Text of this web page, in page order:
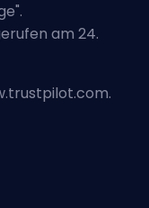
".
am 24.